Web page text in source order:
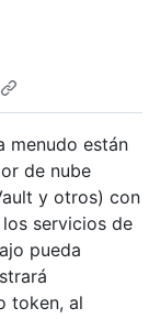
menudo están
de nube
y otros) con
servicios de
pueda
token, al